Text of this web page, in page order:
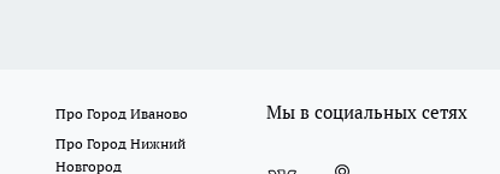
Про Город Иваново
Про Город Нижний
Новгород
Мы в социальных сетях